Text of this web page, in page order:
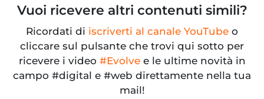
Vuoi ricevere altri contenuti simili?
Ricordati di iscriverti al canale YouTube o
cliccare sul pulsante che trovi qui sotto per
ricevere i video #Evolvee le ultime novità in
campo #digital e #web direttamente nella tua
mail!